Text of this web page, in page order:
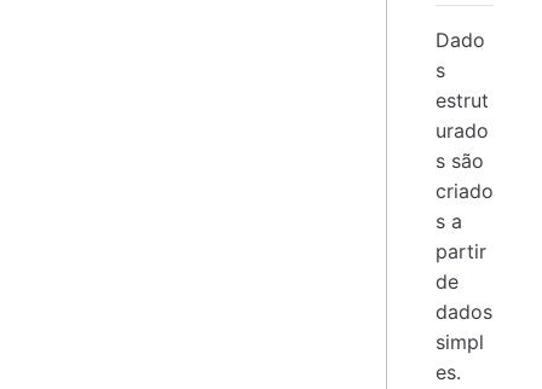
Dado
s
estrut
urado
s são
criado
s a
partir
de
dados
simpl
es.